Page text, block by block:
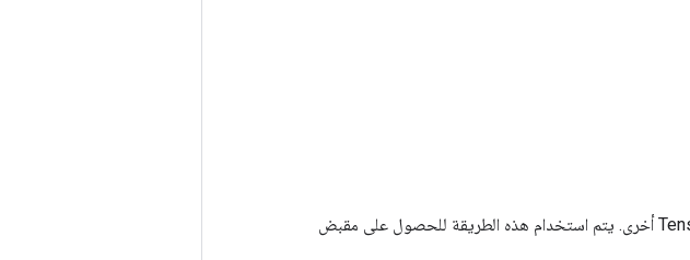
المدخلات إلى عمليات TensorFlow هي مخرجات عملية TensorFlow أخرى. يتم استخدام هذه الطريقة للحصول على مقبض